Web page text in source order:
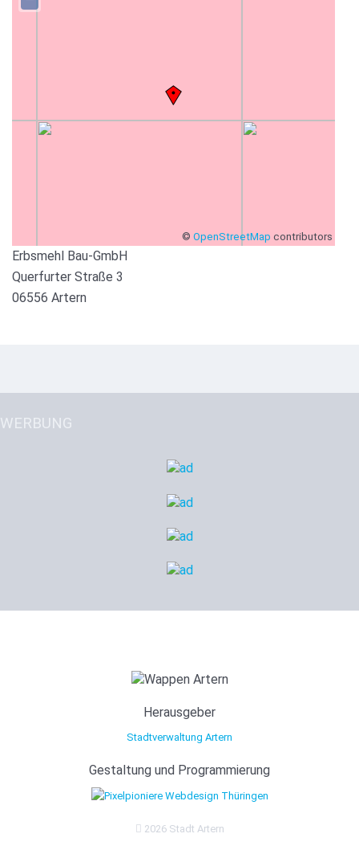
© OpenStreetMap contributors
Erbsmehl Bau-GmbH
Querfurter Straße 3
06556 Artern
WERBUNG
Herausgeber
Stadtverwaltung Artern
Gestaltung und Programmierung
Webdesign Thüringen
2026 Stadt Artern